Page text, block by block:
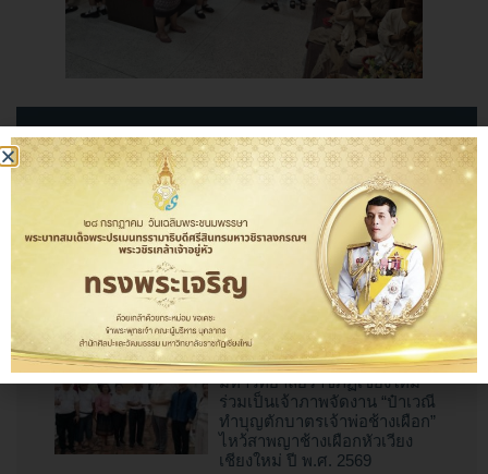
ข่าวล่าสุด
การประกวด “สุดยอดกลอง
สะบัดชัย ราชภัฏเชียงใหม่”
ประจำปี 2569
สำนักศิลปะและวัฒนธรรม
มหาวิทยาลัยราชภัฏเชียงใหม่
ร่วมเป็นเจ้าภาพจัดงาน “ป๋าเวณี
ทำบุญตักบาตรเจ้าพ่อช้างเผือก”
ไหว้สาพญาช้างเผือกหัวเวียง
เชียงใหม่ ปี พ.ศ. 2569